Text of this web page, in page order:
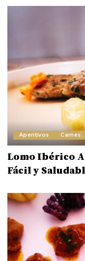
Aperitivos Carnes
Lomo Ibérico
Fácil y